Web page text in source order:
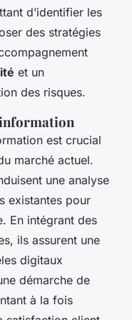
d’identifier les
des stratégies
et un
des risques.
est crucial
marché actuel.
une analyse
existantes pour
En intégrant des
ils assurent une
digitaux
démarche de
à la fois